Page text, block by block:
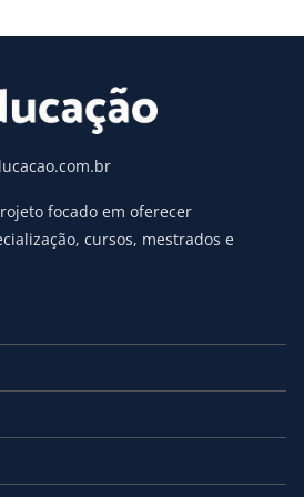
focado em oferecer
cursos, mestrados e